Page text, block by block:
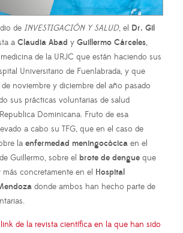
de INVESTIGACIÓN Y SALUD, el Dr. Gil
a Claudia Abad y Guillermo Cárceles,
de la URJC que están haciendo sus
Universitario de Fuenlabrada, y que
noviembre y diciembre del año pasado
sus prácticas voluntarias de salud
Dominicana. Fruto de esa
a cabo su TFG, que en el caso de
la enfermedad meningocócica en el
Guillermo, sobre el brote de dengue que
concretamente en el Hospital
donde ambos han hecho parte de
link de la revista científica en la que han sido